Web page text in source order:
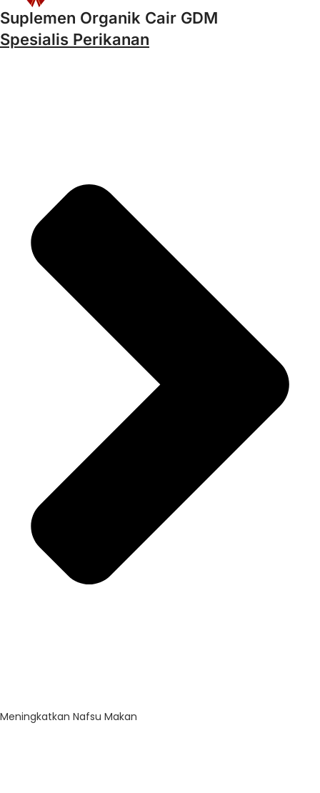
Suplemen Organik Cair GDM
Spesialis Perikanan
Meningkatkan Nafsu Makan